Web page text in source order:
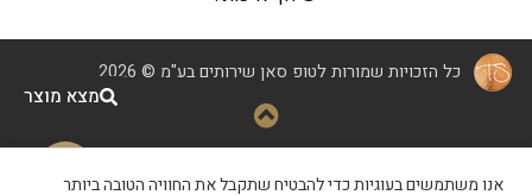
כל הזכויות שמורות לטופ סאן שירותים בע"מ © 2026
מצא מוצר
אנו משתמשים בעוגיות כדי להבטיח שתקבל את החוויה הטובה ביותר